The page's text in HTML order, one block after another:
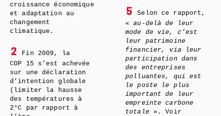
croissance économique
et adaptation au
changement
climatique.
2
Fin 2009, la
COP 15 s’est achevée
sur une déclaration
d’intention globale
(limiter la hausse
des températures à
2°C par rapport à
5
Selon ce rapport,
«au-delà de leur
mode de vie, c’est
leur patrimoine
financier, via leur
participation dans
des entreprises
polluantes, qui est
le poste le plus
important de leur
empreinte carbone
totale ». Voir